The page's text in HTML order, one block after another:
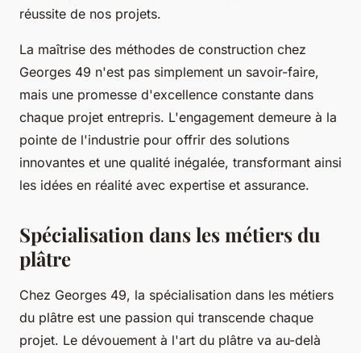
réussite de nos projets.
La maîtrise des méthodes de construction chez
Georges 49 n'est pas simplement un savoir-faire,
mais une promesse d'excellence constante dans
chaque projet entrepris. L'engagement demeure à la
pointe de l'industrie pour offrir des solutions
innovantes et une qualité inégalée, transformant ainsi
les idées en réalité avec expertise et assurance.
Spécialisation dans les métiers du
plâtre
Chez Georges 49, la spécialisation dans les métiers
du plâtre est une passion qui transcende chaque
projet. Le dévouement à l'art du plâtre va au-delà